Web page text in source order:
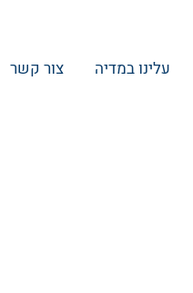
עלינו במדיה צור קשר